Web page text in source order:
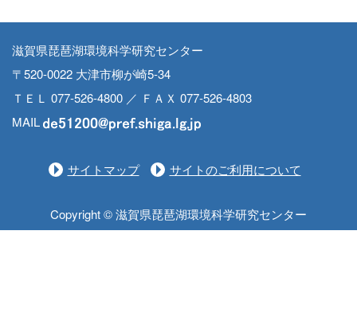
滋賀県琵琶湖環境科学研究センター
〒520-0022 大津市柳が崎5-34
ＴＥＬ 077-526-4800 ／ ＦＡＸ 077-526-4803
MAIL
サイトマップ サイトのご利用について
Copyright © 滋賀県琵琶湖環境科学研究センター